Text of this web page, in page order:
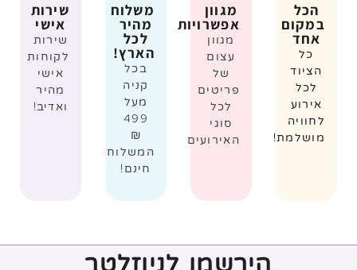
הכל
במקום
אחד
כל
הציוד
לכל
אירוע
לחוויה
מושלמת!
מגוון
אפשרויות
מגוון
עצום
של
פריטים
לכל
סוגי
האירועים
משלוח
מהיר
לכל
הארץ!
בכל
קניה
מעל
499
₪
המשלוח
חינם!
שירות
אישי
שירות
לקוחות
אישי
מהיר
ואדיב!